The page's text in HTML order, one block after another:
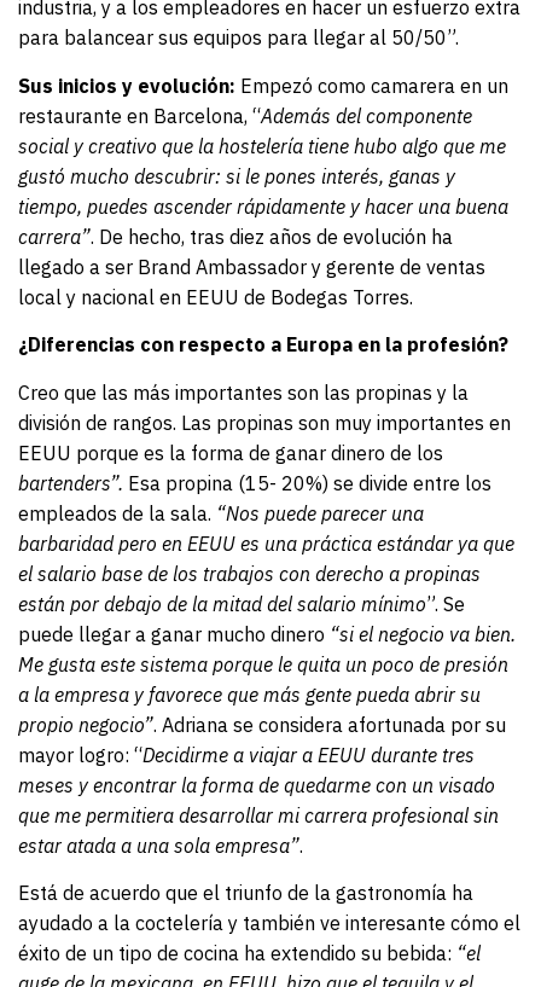
industria, y a los empleadores en hacer un esfuerzo extra
para balancear sus equipos para llegar al 50/50”.
Sus inicios y evolución: Empezó como camarera en un
restaurante en Barcelona, “Además del componente
social y creativo que la hostelería tiene hubo algo que me
gustó mucho descubrir: si le pones interés, ganas y
tiempo, puedes ascender rápidamente y hacer una buena
carrera”. De hecho, tras diez años de evolución ha
llegado a ser Brand Ambassador y gerente de ventas
local y nacional en EEUU de Bodegas Torres.
¿Diferencias con respecto a Europa en la profesión?
Creo que las más importantes son las propinas y la
división de rangos. Las propinas son muy importantes en
EEUU porque es la forma de ganar dinero de los
bartenders”. Esa propina (15- 20%) se divide entre los
empleados de la sala. “Nos puede parecer una
barbaridad pero en EEUU es una práctica estándar ya que
el salario base de los trabajos con derecho a propinas
están por debajo de la mitad del salario mínimo”. Se
puede llegar a ganar mucho dinero “si el negocio va bien.
Me gusta este sistema porque le quita un poco de presión
a la empresa y favorece que más gente pueda abrir su
propio negocio”. Adriana se considera afortunada por su
mayor logro: “Decidirme a viajar a EEUU durante tres
meses y encontrar la forma de quedarme con un visado
que me permitiera desarrollar mi carrera profesional sin
estar atada a una sola empresa”.
Está de acuerdo que el triunfo de la gastronomía ha
ayudado a la coctelería y también ve interesante cómo el
éxito de un tipo de cocina ha extendido su bebida: “el